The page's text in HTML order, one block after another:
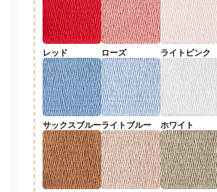
レッド ローズ ライトピンク
サックスブルーライトブルー ホワイト